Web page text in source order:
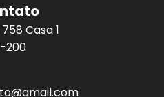
Casa 1
200